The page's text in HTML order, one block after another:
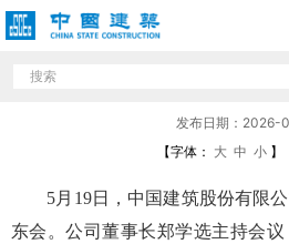
发布日期：2026-
【字体： 大 中 小 】
5月19日，中国建筑股份有限公
东会。公司董事长郑学选主持会